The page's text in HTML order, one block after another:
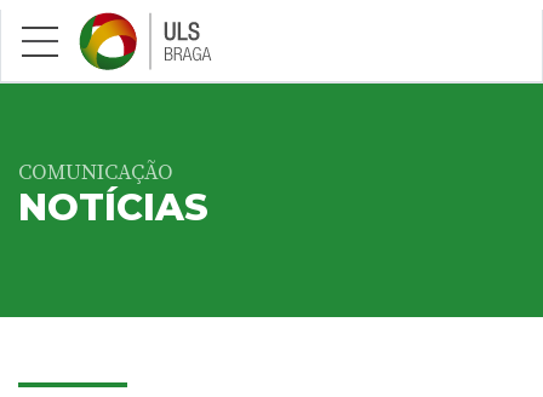
Saltar para conteúdo principal
COMUNICAÇÃO
NOTÍCIAS